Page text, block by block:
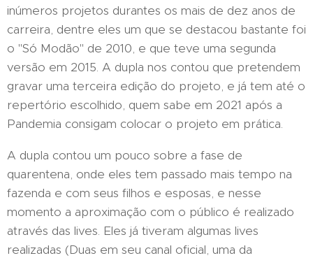
inúmeros projetos durantes os mais de dez anos de
carreira, dentre eles um que se destacou bastante foi
o "Só Modão" de 2010, e que teve uma segunda
versão em 2015. A dupla nos contou que pretendem
gravar uma terceira edição do projeto, e já tem até o
repertório escolhido, quem sabe em 2021 após a
Pandemia consigam colocar o projeto em prática.
A dupla contou um pouco sobre a fase de
quarentena, onde eles tem passado mais tempo na
fazenda e com seus filhos e esposas, e nesse
momento a aproximação com o público é realizado
através das lives. Eles já tiveram algumas lives
realizadas (Duas em seu canal oficial, uma da